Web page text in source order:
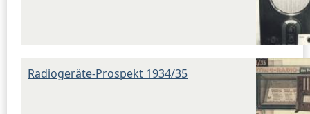
Radiogeräte-Prospekt 1934/35